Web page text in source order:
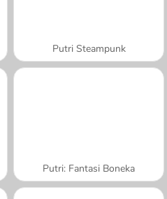
Putri Steampunk
Putri: Fantasi Boneka